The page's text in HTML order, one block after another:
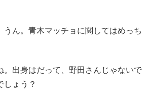
うん。青木マッチョに関してはめっち
。出身はだって、野田さんじゃないで
ょう？